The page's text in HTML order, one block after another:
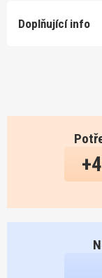
Doplňující info